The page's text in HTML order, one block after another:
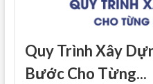
Quy Trình Xây
Bước Cho Từng...